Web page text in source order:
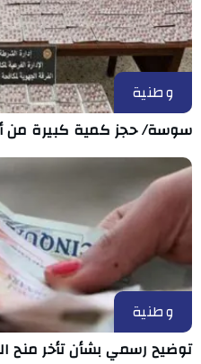
وطنية
سوسة/ حجز كمية كبيرة من
وطنية
توضيح رسمي بشأن تأخر منح